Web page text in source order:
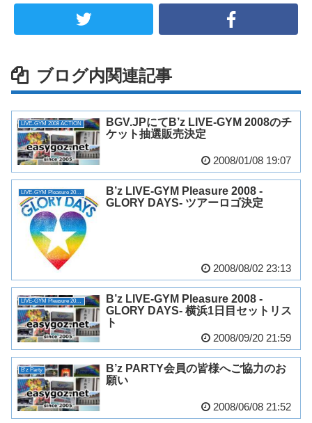
ブログ内関連記事
LIVE-GYM 2008 ACTION
BGV.JPにてB’z LIVE-GYM 2008のチ
ケット抽選販売決定
2008/01/08 19:07
LIVE-GYM Pleasure 2008 -GLORY DAYS-
B’z LIVE-GYM Pleasure 2008 -
GLORY DAYS- ツアーロゴ決定
2008/08/02 23:13
B’z LIVE-GYM Pleasure 2008 -
GLORY DAYS- 横浜1日目セットリス
ト
2008/09/20 21:59
B'z Party
B’z PARTY会員の皆様へご協力のお
願い
2008/06/08 21:52